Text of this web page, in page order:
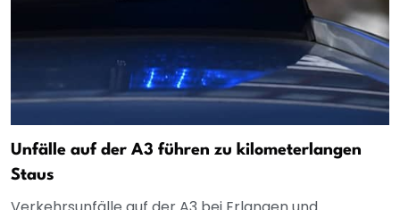
Unfälle auf der A3 führen zu kilometerlangen
Staus